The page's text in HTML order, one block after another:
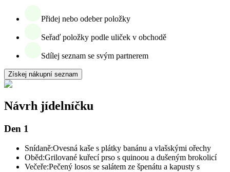
Přidej nebo odeber položky
Seřaď položky podle uliček v obchodě
Sdílej seznam se svým partnerem
Získej nákupní seznam
Návrh jídelníčku
Den 1
Snídaně:Ovesná kaše s plátky banánu a vlašskými ořechy
Oběd:Grilované kuřecí prso s quinoou a dušeným brokolicí
Večeře:Pečený losos se salátem ze špenátu a kapusty s